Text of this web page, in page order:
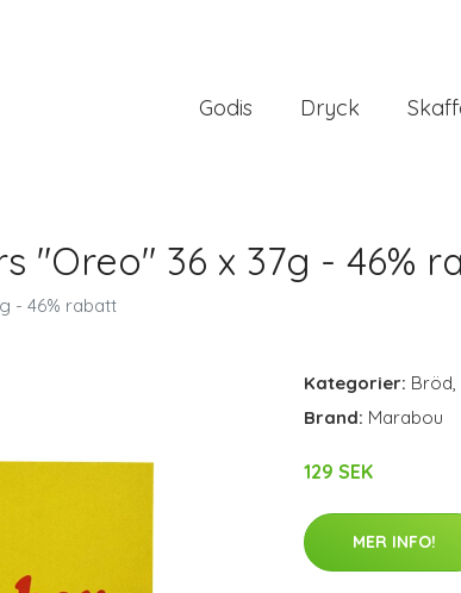
Godis Dryck
"Oreo" 36 x 37g - 46%
- 46% rabatt
Kategorier: Bröd,
Brand: Marabou
129 SEK
MER INFO!